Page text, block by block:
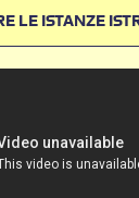
LE ISTANZE